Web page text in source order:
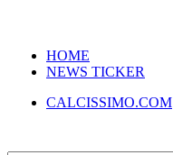
HOME
NEWS TICKER
CALCISSIMO.COM